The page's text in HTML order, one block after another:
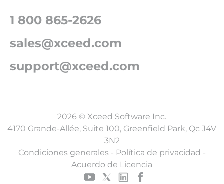
1 800 865-2626
sales@xceed.com
support@xceed.com
2026 © Xceed Software Inc.
4170 Grande-Allée, Suite 100, Greenfield Park, Qc J4V
3N2
Condiciones generales- Política de privacidad -
Acuerdo de Licencia